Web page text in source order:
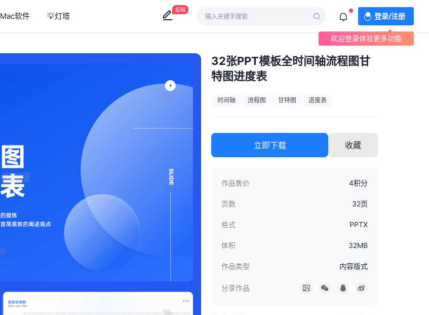
Mac软件 💡灯塔
投稿
登录/注册
欢迎登录体验更多功能
32张PPT模板全时间轴流程图甘
特图进度表
时间轴 流程图 甘特图 进度表
立即下载 收藏
作品售价 4积分
页数 32页
格式 PPTX
体积 32MB
作品类型 内容版式
分享作品